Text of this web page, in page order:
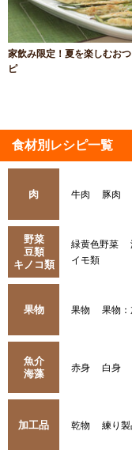
家飲み限定！夏を楽しむお
ピ
食材別レシピ一覧
肉 牛肉 豚肉
野菜
豆類
キノコ類
緑黄色野菜
イモ類
果物 果物 果物
魚介
海藻
赤身 白身
加工品 乾物 練り